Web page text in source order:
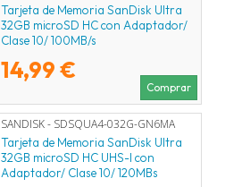
Tarjeta de Memoria SanDisk Ultra
32GB microSD HC con Adaptador/
Clase 10/ 100MB/s
14,99 €
Comprar
SANDISK - SDSQUA4-032G-GN6MA
Tarjeta de Memoria SanDisk Ultra
32GB microSD HC UHS-I con
Adaptador/ Clase 10/ 120MBs